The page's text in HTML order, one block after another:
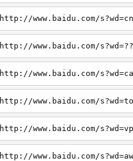
http://www.baidu.com/
http://www.baidu.com/
http://www.baidu.com/
http://www.baidu.com/
http://www.baidu.com/
http://www.baidu.com/